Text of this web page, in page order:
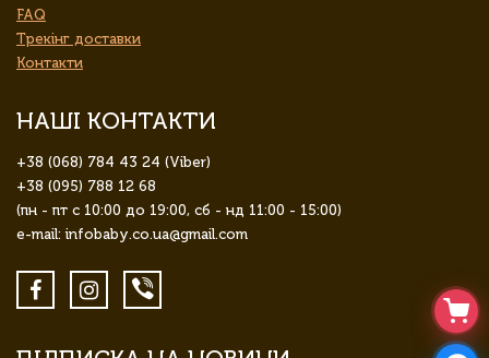
FAQ
Трекінг доставки
Контакти
НАШІ КОНТАКТИ
+38 (068) 784 43 24 (Viber)
+38 (095) 788 12 68
(пн - пт с 10:00 до 19:00, сб - нд 11:00 - 15:00)
e-mail: infobaby.co.ua@gmail.com